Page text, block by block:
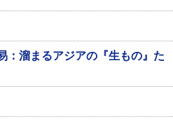
：溜まるアジアの『生もの』た